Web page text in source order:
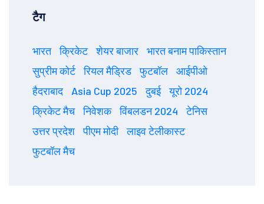
टैग
भारत क्रिकेट शेयर बाजार
भारत बनाम पाकिस्तान
सुप्रीम कोर्ट
रियल मैड्रिड फुटबॉल
आईपीओ
हैदराबाद
Asia Cup 2025 दुबई
यूरो 2024
क्रिकेट मैच
निवेशक विंबलडन 2024
टेनिस
उत्तर प्रदेश
पीएम मोदी
लाइव टेलीकास्ट
फुटबॉल मैच